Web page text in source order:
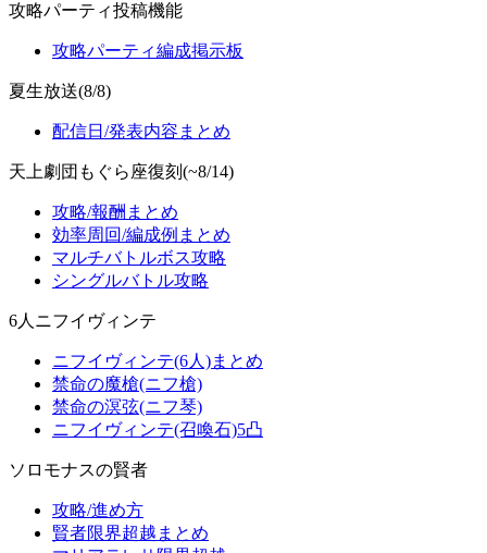
攻略パーティ投稿機能
攻略パーティ編成掲示板
夏生放送(8/8)
配信日/発表内容まとめ
天上劇団もぐら座復刻(~8/14)
攻略/報酬まとめ
効率周回/編成例まとめ
マルチバトルボス攻略
シングルバトル攻略
6人ニフイヴィンテ
ニフイヴィンテ(6人)まとめ
禁命の魔槍(ニフ槍)
禁命の溟弦(ニフ琴)
ニフイヴィンテ(召喚石)5凸
ソロモナスの賢者
攻略/進め方
賢者限界超越まとめ